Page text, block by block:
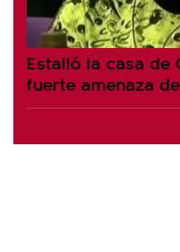
Estalló la casa de
fuerte amenaza